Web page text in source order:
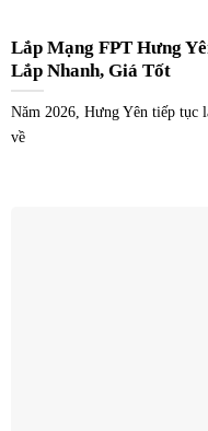
Lắp Mạng FPT Hưng
Lắp Nhanh, Giá Tốt
Năm 2026, Hưng Yên tiếp tục
về